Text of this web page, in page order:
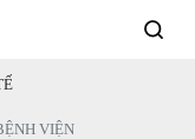
VIỆN